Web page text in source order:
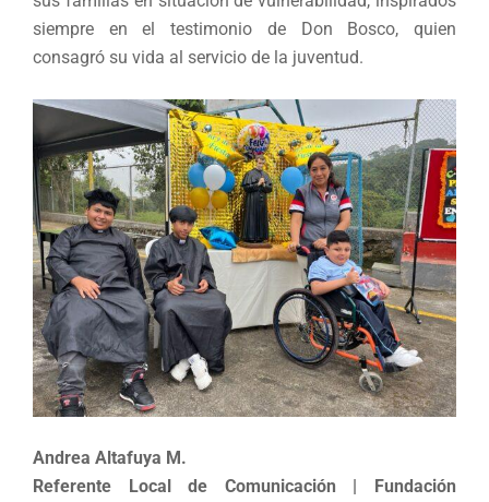
siempre en el testimonio de Don Bosco, quien
consagró su vida al servicio de la juventud.
Andrea Altafuya M.
Referente Local de Comunicación | Fundación